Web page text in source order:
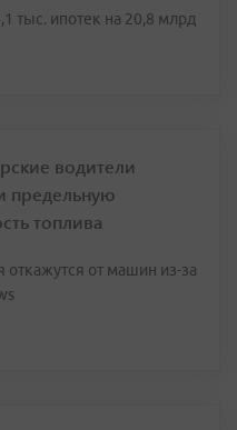
тыс. ипотек на 20,8 млрд
водители
предельную
топлива
от машин из-за